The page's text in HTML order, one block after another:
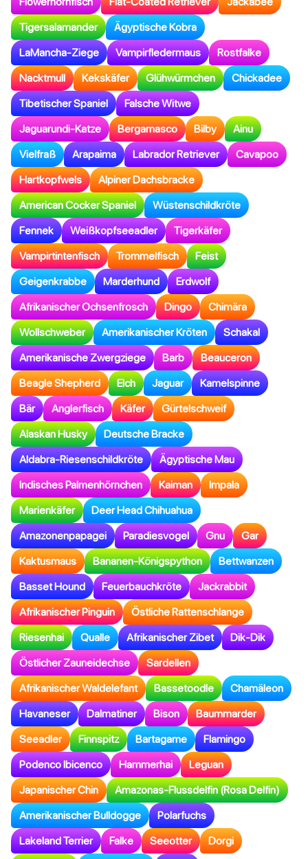
Tigersalamander Ägyptische Kobra
LaMancha-Ziege Vampirfledermaus Rostfalke
Nacktmull Kekskäfer Glühwürmchen Chickadee
Tibetischer Spaniel Falsche Witwe
Jaguarundi-Katze Bergamasco Bilby Ainu
Vielfraß Arapaima Labrador Retriever Cavapoo
Hartkopfwels Alpiner Dachsbracke
American Cocker Spaniel Wüstenschildkröte
Fennek Weißkopfseeadler Tigerkäfer
Vampirtintenfisch Trommelfisch Feist
Geigenkrabbe Marderhund Erdwolf
Afrikanischer Ochsenfrosch Dingo Chimära
Wollschweber Amerikanischer Kröten Schakal
Amerikanische Zwergziege Barb Beauceron
Beagle Shepherd Elch Jaguar Kamelspinne
Bär Anglerfisch Käfer Gürtelschweif
Alaskan Husky Deutsche Bracke
Aldabra-Riesenschildkröte Ägyptische Mau
Indisches Palmenhörnchen Kaiman Impala
Marienkäfer Deer Head Chihuahua
Amazonenpapagei Paradiesvogel Gnu Gar
Kaktusmaus Bananen-Königspython Bettwanzen
Basset Hound Feuerbauchkröte Jackrabbit
Afrikanischer Pinguin Östliche Rattenschlange
Riesenhai Qualle Afrikanischer Zibet Dik-Dik
Östlicher Zauneidechse Sardellen
Afrikanischer Waldelefant Bassetoodle Chamäleon
Havaneser Dalmatiner Bison Baummarder
Seeadler Finnspitz Bartagame Flamingo
Podenco Ibicenco Hammerhai Leguan
Japanischer Chin Amazonas-Flussdelfin (Rosa Delfin)
Amerikanischer Bulldogge Polarfuchs
Lakeland Terrier Falke Seeotter Dorgi